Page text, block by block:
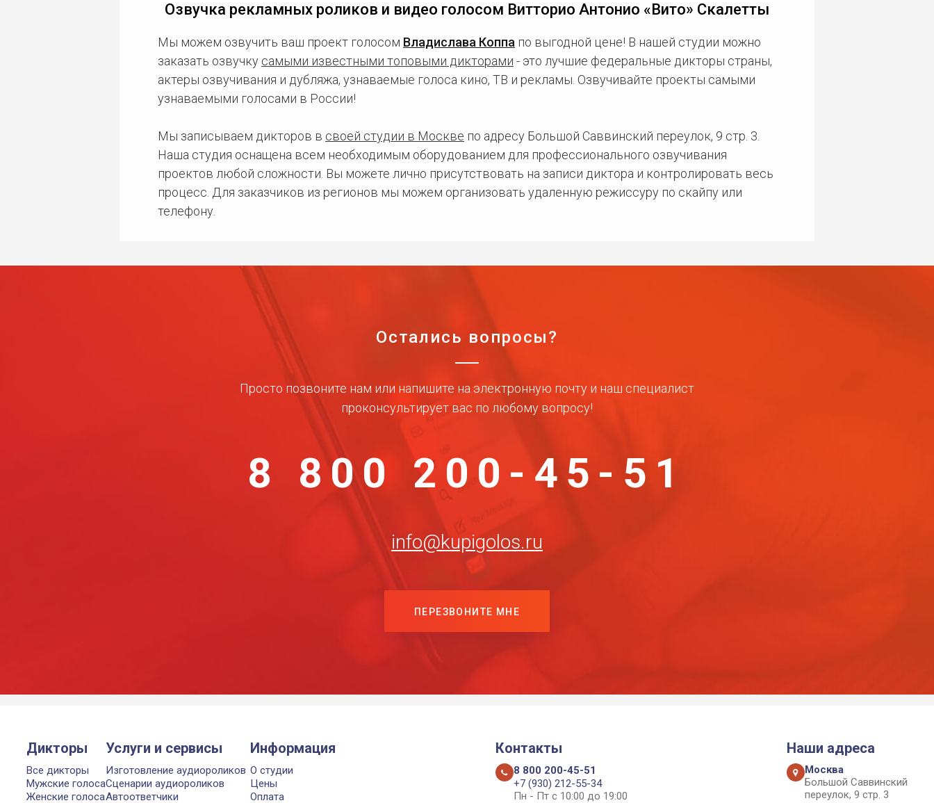
Озвучка рекламных роликов и видео голосом Витторио Антонио «Вито» Скалетты
Мы можем озвучить ваш проект голосом Владислава Коппа по выгодной цене! В нашей студии можно
заказать озвучку самыми известными топовыми дикторами - это лучшие федеральные дикторы страны,
актеры озвучивания и дубляжа, узнаваемые голоса кино, ТВ и рекламы. Озвучивайте проекты самыми
узнаваемыми голосами в России!
Мы записываем дикторов в своей студии в Москве по адресу Большой Саввинский переулок, 9 стр. 3.
Наша студия оснащена всем необходимым оборудованием для профессионального озвучивания
проектов любой сложности. Вы можете лично присутствовать на записи диктора и контролировать весь
процесс. Для заказчиков из регионов мы можем организовать удаленную режиссуру по скайпу или
телефону.
Остались вопросы?
Просто позвоните нам или напишите на электронную почту и наш специалист
проконсультирует вас по любому вопросу!
8 800 200-45-51
info@kupigolos.ru
ПЕРЕЗВОНИТЕ МНЕ
Дикторы
Все дикторы
Мужские голоса
Женские голоса
Услуги и сервисы
Изготовление аудиороликов
Сценарии аудиороликов
Автоответчики
Информация
О студии
Цены
Оплата
Контакты
8 800 200-45-51
+7 (930) 212-55-34
Пн - Пт с 10:00 до 19:00
Наши адреса
Москва
Большой Саввинский
переулок, 9 стр. 3